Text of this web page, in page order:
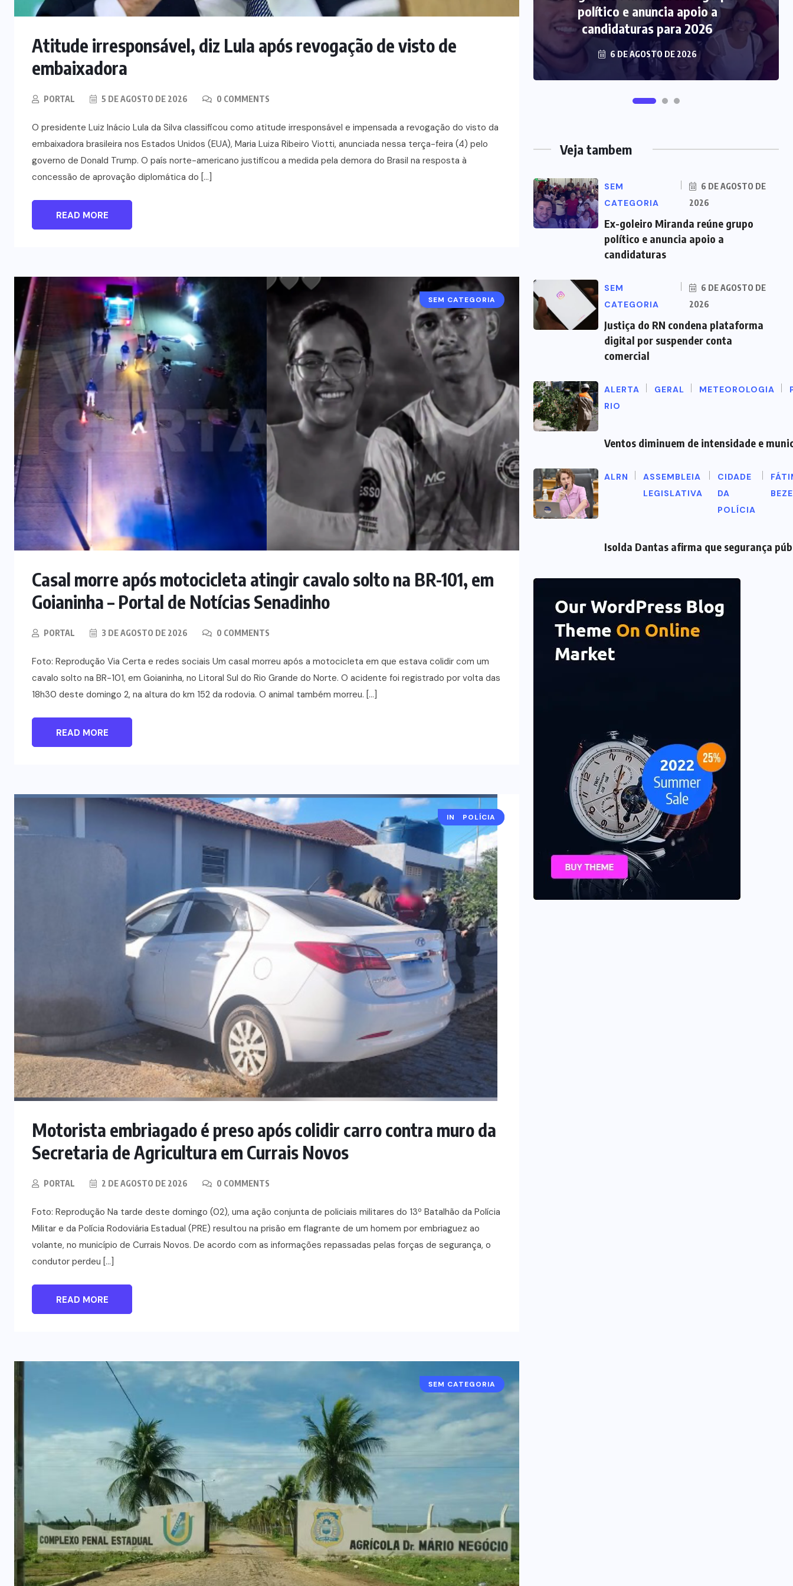
Atitude irresponsável, diz Lula após revogação de visto de
embaixadora
PORTAL 5 DE AGOSTO DE 2026 0 COMMENTS
O presidente Luiz Inácio Lula da Silva classificou como atitude irresponsável e impensada a revogação do visto da
embaixadora brasileira nos Estados Unidos (EUA), Maria Luiza Ribeiro Viotti, anunciada nessa terça-feira (4) pelo
governo de Donald Trump. O país norte-americano justificou a medida pela demora do Brasil na resposta à
concessão de aprovação diplomática do […]
READ MORE
SEM CATEGORIA
Casal morre após motocicleta atingir cavalo solto na BR-101, em
Goianinha – Portal de Notícias Senadinho
PORTAL 3 DE AGOSTO DE 2026 0 COMMENTS
Foto: Reprodução Via Certa e redes sociais Um casal morreu após a motocicleta em que estava colidir com um
cavalo solto na BR-101, em Goianinha, no Litoral Sul do Rio Grande do Norte. O acidente foi registrado por volta das
18h30 deste domingo 2, na altura do km 152 da rodovia. O animal também morreu. […]
READ MORE
INSTAGRAM
POLÍCIA
Motorista embriagado é preso após colidir carro contra muro da
Secretaria de Agricultura em Currais Novos
PORTAL 2 DE AGOSTO DE 2026 0 COMMENTS
Foto: Reprodução Na tarde deste domingo (02), uma ação conjunta de policiais militares do 13º Batalhão da Polícia
Militar e da Polícia Rodoviária Estadual (PRE) resultou na prisão em flagrante de um homem por embriaguez ao
volante, no município de Currais Novos. De acordo com as informações repassadas pelas forças de segurança, o
condutor perdeu […]
READ MORE
SEM CATEGORIA
Ventos diminuem de intensidade e
6 DE AGOSTO DE 2026
político e anuncia apoio a
6 DE AGOSTO DE 2026
justificativa – Portal de Notícias
Senadinho
6 DE AGOSTO DE 2026
Veja tambem
SEM
CATEGORIA
6 DE AGOSTO DE
2026
Ex-goleiro Miranda reúne grupo
político e anuncia apoio a
candidaturas
SEM
CATEGORIA
6 DE AGOSTO DE
2026
Justiça do RN condena plataforma
digital por suspender conta
comercial
ALERTA
RIO
GERAL METEOROLOGIA
Ventos diminuem de intensidade e
ALRN
ASSEMBLEIA
LEGISLATIVA
CIDADE
DA
POLÍCIA
Isolda Dantas afirma que segurança